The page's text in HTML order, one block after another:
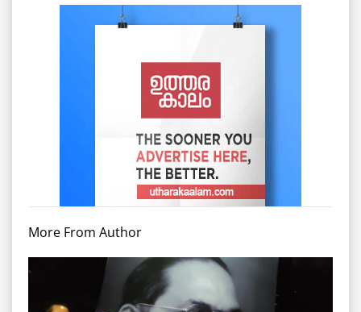
More From Author